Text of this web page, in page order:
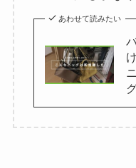
あわせて読みたい